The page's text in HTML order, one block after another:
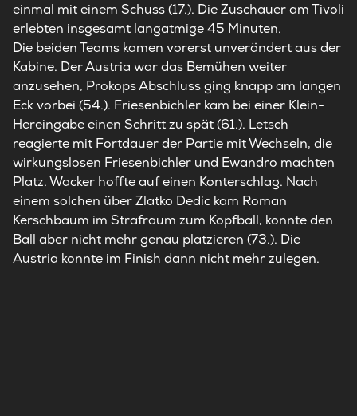
einmal mit einem Schuss (17.). Die Zuschauer am Tivoli
erlebten insgesamt langatmige 45 Minuten.
Die beiden Teams kamen vorerst unverändert aus der
Kabine. Der Austria war das Bemühen weiter
anzusehen, Prokops Abschluss ging knapp am langen
Eck vorbei (54.). Friesenbichler kam bei einer Klein-
Hereingabe einen Schritt zu spät (61.). Letsch
reagierte mit Fortdauer der Partie mit Wechseln, die
wirkungslosen Friesenbichler und Ewandro machten
Platz. Wacker hoffte auf einen Konterschlag. Nach
einem solchen über Zlatko Dedic kam Roman
Kerschbaum im Strafraum zum Kopfball, konnte den
Ball aber nicht mehr genau platzieren (73.). Die
Austria konnte im Finish dann nicht mehr zulegen.